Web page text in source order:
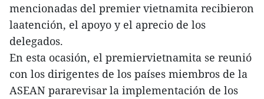
mencionadas del premier vietnamita recibieron
laatención, el apoyo y el aprecio de los
delegados.
En esta ocasión, el premiervietnamita se reunió
con los dirigentes de los países miembros de la
ASEAN pararevisar la implementación de los